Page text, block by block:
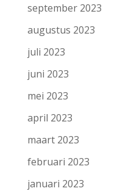
september 2023
augustus 2023
juli 2023
juni 2023
mei 2023
april 2023
maart 2023
februari 2023
januari 2023